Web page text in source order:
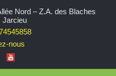
Nord – Z.A. des Blaches
Jarcieu
nous